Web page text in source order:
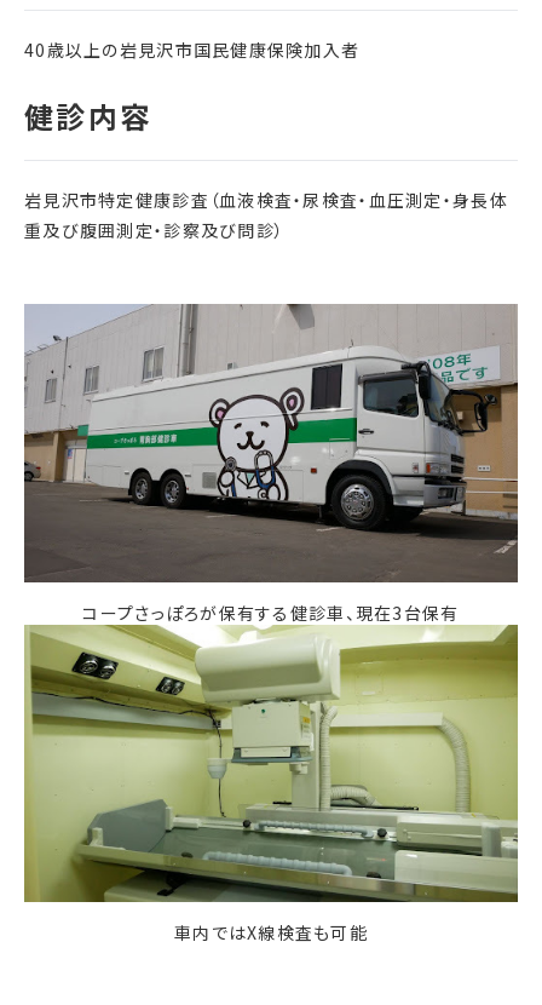
40歳以上の岩見沢市国民健康保険加入者
岩見沢市特定健康診査（血液検査・尿検査・血圧測定・身長体
重及び腹囲測定・診察及び問診）
コープさっぽろが保有する健診車、現在3台保有
車内ではX線検査も可能